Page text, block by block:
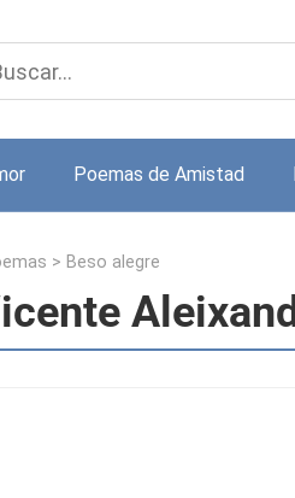
Poemas de Amistad
> Beso alegre